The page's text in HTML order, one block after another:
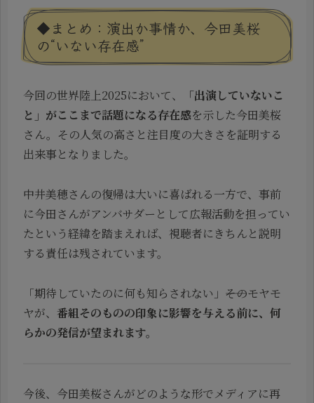
◆まとめ：演出か事情か、今田美桜
の“いない存在感”
今回の世界陸上2025において、
「出演していないこ
と」がここまで話題になる存在感を示した今田美桜
さん。その人気の高さと注目度の大きさを証明する
出来事となりました。
中井美穂さんの復帰は大いに喜ばれる一方で、事前
に今田さんがアンバサダーとして広報活動を担ってい
たという経緯を踏まえれば、視聴者にきちんと説明
する責任は残されています。
「期待していたのに何も知らされない」――そのモヤモ
ヤが、 番組そのものの印象に影響を与える前に、何
らかの発信が望まれます。
今後、今田美桜さんがどのような形でメディアに再